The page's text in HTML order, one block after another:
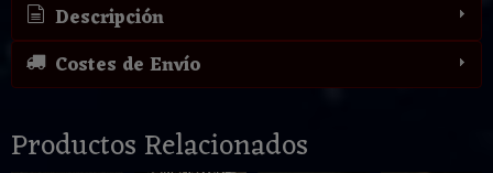
Descripción
Costes de Envío
Productos Relacionados